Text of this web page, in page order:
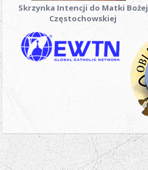
Skrzynka Intencji do Matki Bożej
Częstochowskiej